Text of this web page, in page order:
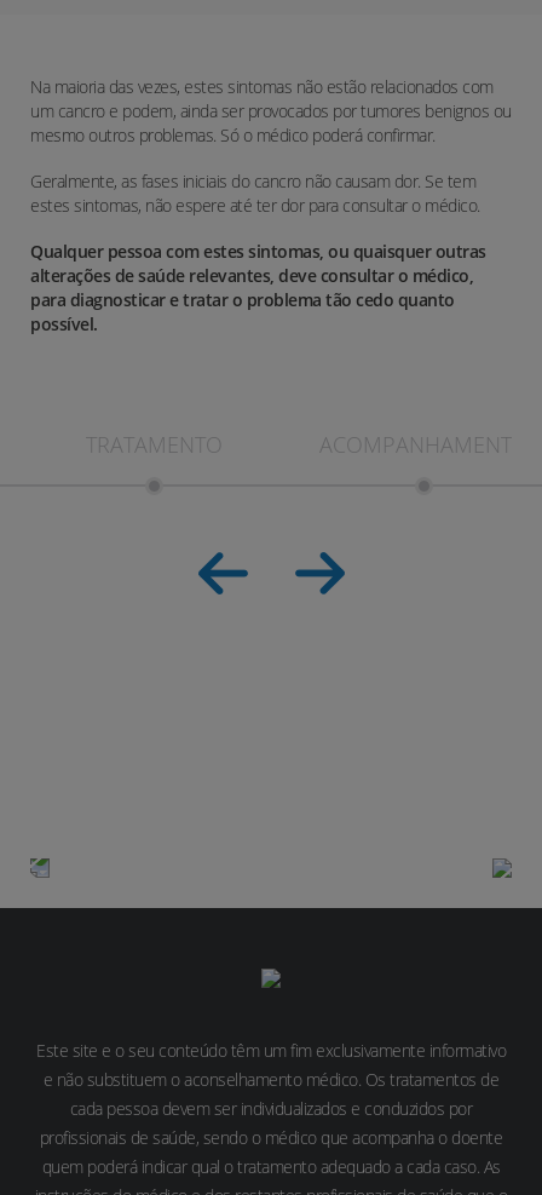
Na maioria das vezes, estes sintomas não estão relacionados com
um cancro e podem, ainda ser provocados por tumores benignos ou
mesmo outros problemas. Só o médico poderá confirmar.
Geralmente, as fases iniciais do cancro não causam dor. Se tem
estes sintomas, não espere até ter dor para consultar o médico.
Qualquer pessoa com estes sintomas, ou quaisquer outras
alterações de saúde relevantes, deve consultar o médico,
para diagnosticar e tratar o problema tão cedo quanto
possível.
TRATAMENTO ACOMPANHAMENTO
Este site e o seu conteúdo têm um fim exclusivamente informativo
e não substituem o aconselhamento médico. Os tratamentos de
cada pessoa devem ser individualizados e conduzidos por
profissionais de saúde, sendo o médico que acompanha o doente
quem poderá indicar qual o tratamento adequado a cada caso. As